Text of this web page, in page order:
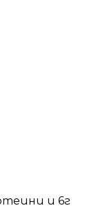
и 6г